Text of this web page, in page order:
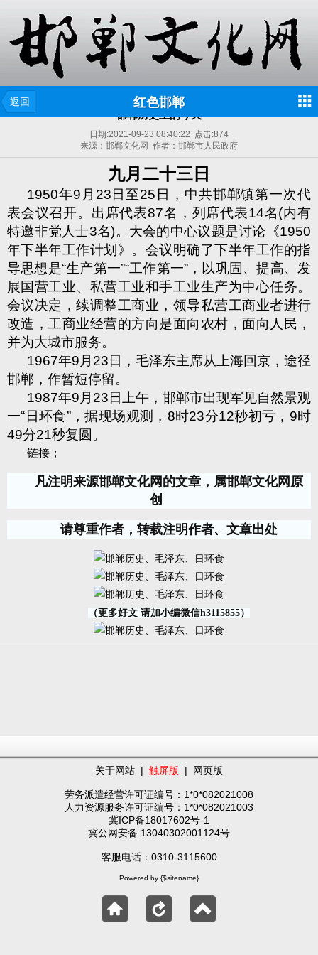
返回 红色邯郸
邯郸历史上的今天
日期:2021-09-23 08:40:22 点击:874
来源：邯郸文化网 作者：邯郸市人民政府
九月二十三日
1950年9 月 23 日至25 日，中共邯郸镇第一次代
表会议召开。出席代表87名，列席代表14名(内有
特邀非党人士3名)。大会的中心议题是讨论《1950
年下半年工作计划》。会议明确了下半年工作的指
导思想是“生产第一”“工作第一” ，以巩固、提高、发
展国营工业、私营工业和手工业生产为中心任务。
会议决定，续调整工商业，领导私营工商业者进行
改造，工商业经营的方向是面向农村，面向人民，
并为大城市服务。
1967年9 月 23 日，毛泽东主席从上海回京，途径
邯郸，作暂短停留。
1987年9 月 23 日上午，邯郸市出现军见自然景观
一“ 日环食”，据现场观测， 8时23分12秒初亏， 9时
49分21秒复圆。
链接；
凡注明来源邯郸文化网的文章，属邯郸文化网原
创
请尊重作者，转载注明作者、文章出处
（更多好文 请加小编微信h3115855）
关于网站 | 触屏版 | 网页版
劳务派遣经营许可证编号：1*0*082021008
人力资源服务许可证编号：1*0*082021003
冀ICP备18017602号-1
冀公网安备 13040302001124号
客服电话：0310-3115600
Powered by {$sitename}